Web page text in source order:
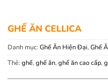
GHẾ ĂN CELLICA
Danh mục: Ghế Ăn Hiện Đại, Ghế
Thẻ: ghế, ghế ăn, ghế ăn cao cấp,